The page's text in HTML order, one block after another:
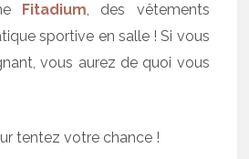
Fitadium, des vêtements
sportive en salle ! Si vous
vous aurez de quoi vous
tentez votre chance !